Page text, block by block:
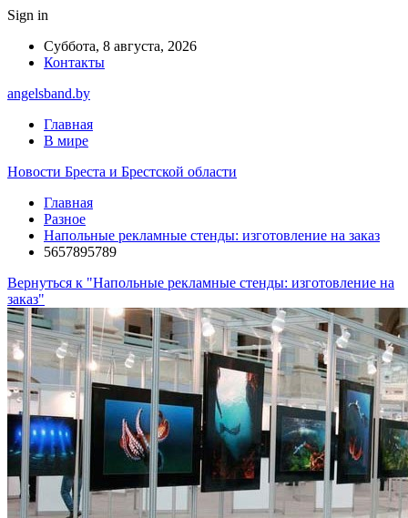
Sign in
Суббота, 8 августа, 2026
Контакты
angelsband.by
Главная
В мире
Новости Бреста и Брестской области
Главная
Разное
Напольные рекламные стенды: изготовление на заказ
5657895789
Вернуться к "Напольные рекламные стенды: изготовление на
заказ"